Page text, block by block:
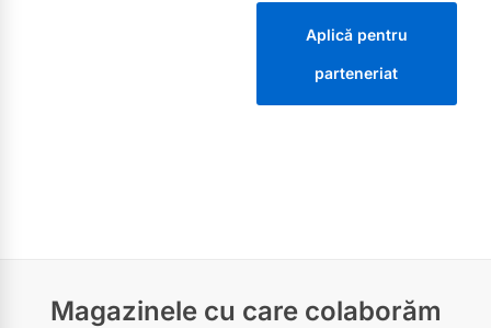
Aplică pentru
parteneriat
Magazinele cu care colaborăm